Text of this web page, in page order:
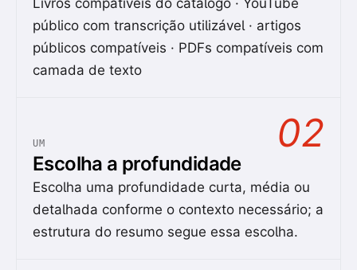
Livros compatíveis do catálogo · YouTube
público com transcrição utilizável · artigos
públicos compatíveis · PDFs compatíveis com
camada de texto
UM 02
Escolha a profundidade
Escolha uma profundidade curta, média ou
detalhada conforme o contexto necessário; a
estrutura do resumo segue essa escolha.